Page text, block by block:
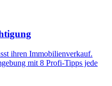
ihren Immobilienverkauf.
mit 8 Profi‑Tipps jede